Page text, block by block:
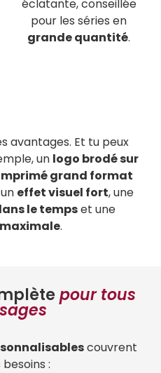
éclatante, conseillée
pour les séries en
grande quantité.
avantages. Et tu peux
un logo brodé sur
grand format
effet visuel fort, une
le tempset une
.
pour tous
couvrent
: